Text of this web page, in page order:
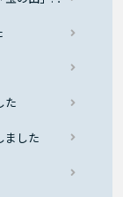
た
ました